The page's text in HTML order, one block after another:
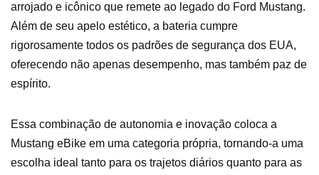
arrojado e icônico que remete ao legado do Ford Mustang.
Além de seu apelo estético, a bateria cumpre
rigorosamente todos os padrões de segurança dos EUA,
oferecendo não apenas desempenho, mas também paz de
espírito.
Essa combinação de autonomia e inovação coloca a
Mustang eBike em uma categoria própria, tornando-a uma
escolha ideal tanto para os trajetos diários quanto para as